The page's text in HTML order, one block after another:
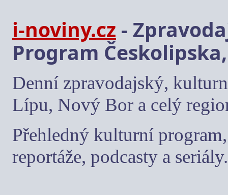
i-noviny.cz -
Program
Denní zpravodajský,
Lípu, Nový Bor a celý
Přehledný kulturní
reportáže, podcasty a seriály.